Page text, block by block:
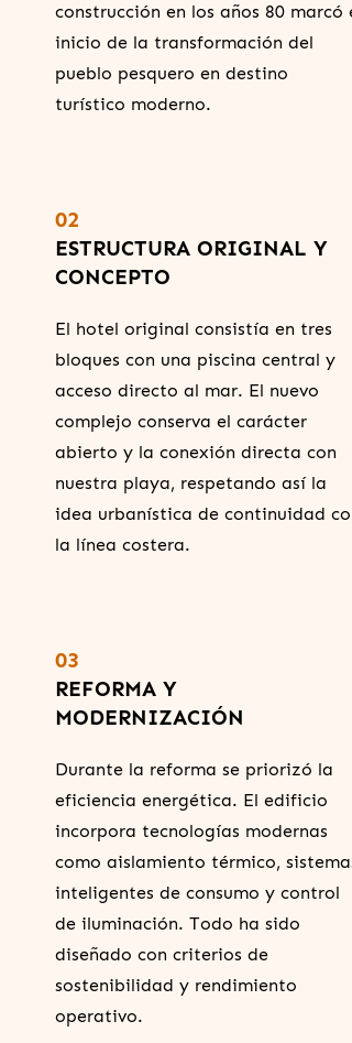
construcción en los años 80 marcó el
inicio de la transformación del
pueblo pesquero en destino
turístico moderno.
02
ESTRUCTURA ORIGINAL Y
CONCEPTO
El hotel original consistía en tres
bloques con una piscina central y
acceso directo al mar. El nuevo
complejo conserva el carácter
abierto y la conexión directa con
nuestra playa, respetando así la
idea urbanística de continuidad con
la línea costera.
03
REFORMA Y
MODERNIZACIÓN
Durante la reforma se priorizó la
eficiencia energética. El edificio
incorpora tecnologías modernas
como aislamiento térmico, sistemas
inteligentes de consumo y control
de iluminación. Todo ha sido
diseñado con criterios de
sostenibilidad y rendimiento
operativo.